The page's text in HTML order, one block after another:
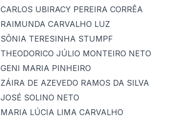
CARLOS UBIRACY PEREIRA CORRÊA
RAIMUNDA CARVALHO LUZ
SÔNIA TERESINHA STUMPF
THEODORICO JÚLIO MONTEIRO NETO
GENI MARIA PINHEIRO
ZÁIRA DE AZEVEDO RAMOS DA SILVA
JOSÉ SOLINO NETO
MARIA LÚCIA LIMA CARVALHO